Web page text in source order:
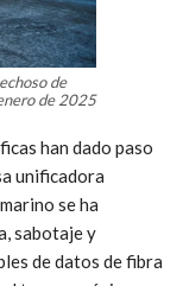
de
de 2025
han dado paso
unificadora
se ha
sabotaje y
de datos de fibra